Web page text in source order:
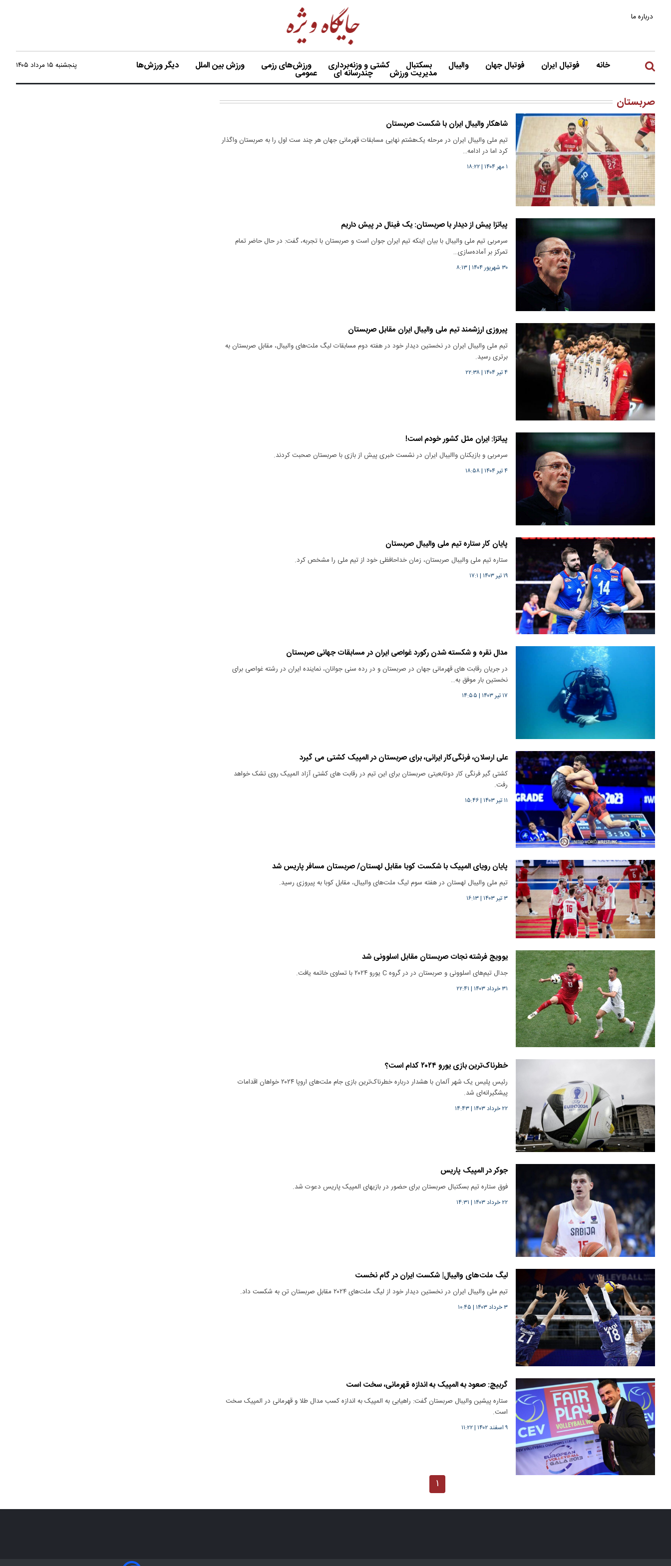
درباره ما
خانه فوتبال ایران فوتبال جهان والیبال بسکتبال کشتی و وزنه‌برداری ورزش‌های رزمی ورزش بین الملل دیگر ورزش‌ها
مدیریت ورزش چندرسانه ای عمومی
پنجشنبه ۱۵ مرداد ۱۴۰۵
صربستان
شاهکار والیبال ایران با شکست صربستان
تیم ملی والیبال ایران در مرحله یک‌هشتم نهایی مسابقات قهرمانی جهان هر چند ست اول را به صربستان واگذار
کرد اما در ادامه…
۱ مهر ۱۴۰۴ |۱۸:۲۲
پیاتزا پیش از دیدار با صربستان: یک فینال در پیش داریم
سرمربی تیم ملی والیبال با بیان اینکه تیم ایران جوان است و صربستان با تجربه، گفت: در حال حاضر تمام
تمرکز بر آماده‌سازی…
۳۰ شهریور ۱۴۰۴ |۸:۱۳
پیروزی ارزشمند تیم ملی والیبال ایران مقابل صربستان
تیم ملی والیبال ایران در نخستین دیدار خود در هفته دوم مسابقات لیگ ملت‌های والیبال، مقابل صربستان به
برتری رسید.
۴ تیر ۱۴۰۴ |۲۲:۳۸
پیاتزا: ایران مثل کشور خودم است!
سرمربی و بازیکنان واالیبال ایران در نشست خبری پیش از بازی با صربستان صحبت کردند.
۴ تیر ۱۴۰۴ |۱۸:۵۸
پایان کار ستاره تیم ملی والیبال صربستان
ستاره تیم ملی والیبال صربستان، زمان خداحافظی خود از تیم ملی را مشخص کرد.
۱۹ تیر ۱۴۰۳ | ۱۷:۱
مدال نقره و شکسته شدن رکورد غواصی ایران در مسابقات جهانی صربستان
در جریان رقابت های قهرمانی جهان در صربستان و در رده سنی جوانان، نماینده ایران در رشته غواصی برای
نخستین بار موفق به…
۱۷ تیر ۱۴۰۳ | ۱۴:۵۵
علی ارسلان، فرنگی‌کار ایرانی، برای صربستان در المپیک کشتی می گیرد
کشتی گیر فرنگی کار دوتابعیتی صربستان برای این تیم در رقابت های کشتی آزاد المپیک روی تشک خواهد
رفت.
۱۱ تیر ۱۴۰۳ |۱۵:۴۶
پایان رویای المپیک با شکست کوبا مقابل لهستان/ صربستان مسافر پاریس شد
تیم‌ ملی والیبال لهستان در هفته سوم لیگ‌ ملت‌های والیبال، مقابل کوبا به پیروزی رسید.
۳ تیر ۱۴۰۳ |۱۶:۱۳
یوویج فرشته نجات صربستان مقابل اسلوونی شد
جدال تیم‌های اسلوونی و صربستان در در گروه C یورو ۲۰۲۴ با تساوی خاتمه یافت.
۳۱ خرداد ۱۴۰۳ | ۲۲:۴۱
خطرناک‌ترین بازی یورو ۲۰۲۴ کدام است؟
رئیس پلیس یک شهر آلمان با هشدار درباره خطرناک‌ترین بازی جام ملت‌های اروپا ۲۰۲۴ خواهان اقدامات
پیشگیرانه‌ای شد.
۲۲ خرداد ۱۴۰۳ |۱۴:۴۳
جوکر در المپیک پاریس
فوق ستاره تیم بسکتبال صربستان برای حضور در بازیهای المپیک پاریس دعوت شد.
۲۲ خرداد ۱۴۰۳ | ۱۴:۳۱
لیگ ملت‌های والیبال| شکست ایران در گام نخست
تیم ملی والیبال ایران در نخستین دیدار خود از لیگ ملت‌های ۲۰۲۴ مقابل صربستان تن به شکست داد.
۳ خرداد ۱۴۰۳ | ۱۰:۴۵
گربیچ: صعود به المپیک به اندازه قهرمانی، سخت است
ستاره پیشین والیبال صربستان گفت: راهیابی به المپیک به اندازه کسب مدال طلا و قهرمانی در المپیک سخت
است.
۹ اسفند ۱۴۰۲ |۱۱:۲۲
۱